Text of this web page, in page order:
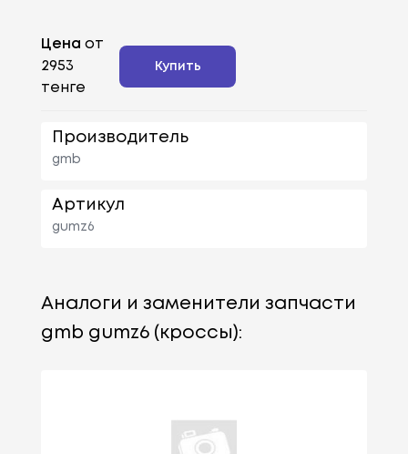
Цена от
2953
тенге
Купить
Производитель
gmb
Артикул
gumz6
Аналоги и заменители запчасти
gmb gumz6 (кроссы):